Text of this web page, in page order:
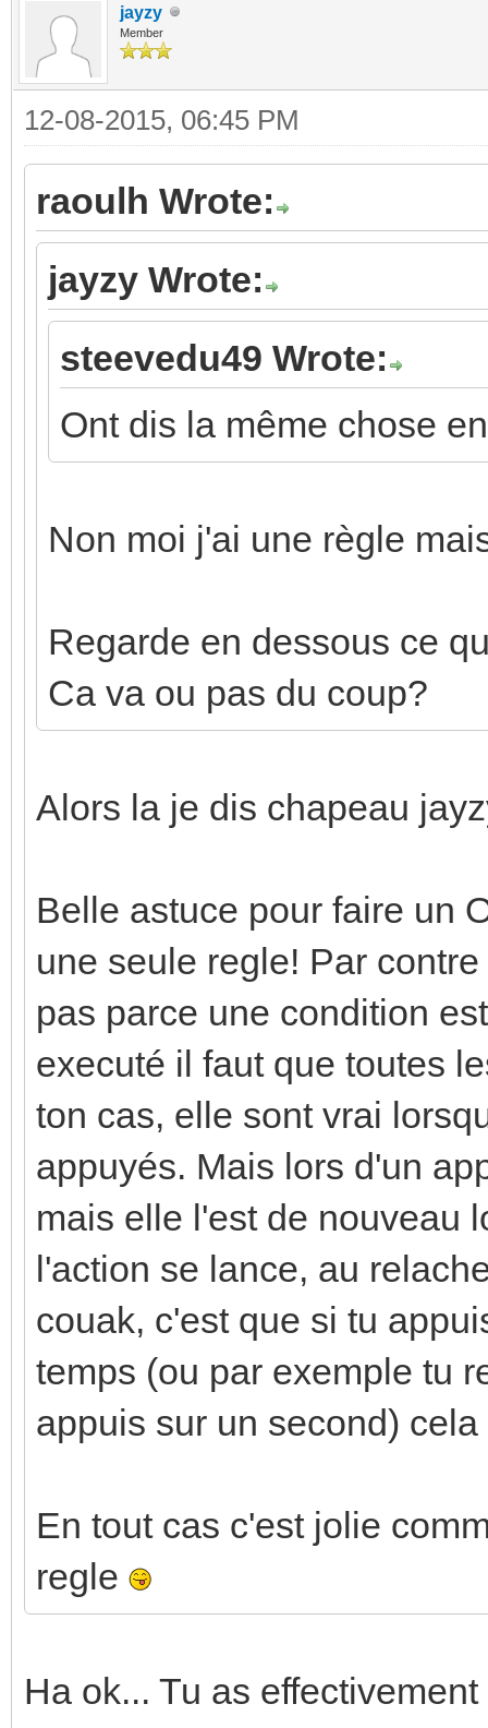
jayzy
Member
12-08-2015, 06:45 PM
raoulh Wrote:
jayzy Wrote:
steevedu49 Wrote:
Ont dis la même chose
Non moi j'ai une règle
Regarde en dessous ce
Ca va ou pas du coup?
Alors la je dis chapeau
Belle astuce pour faire un
une seule regle! Par
pas parce une condition
executé il faut que toutes
ton cas, elle sont vrai
appuyés. Mais lors d'un
mais elle l'est de nouveau
l'action se lance, au
couak, c'est que si tu
temps (ou par exemple tu
appuis sur un second)
En tout cas c'est jolie
regle
Ha ok... Tu as